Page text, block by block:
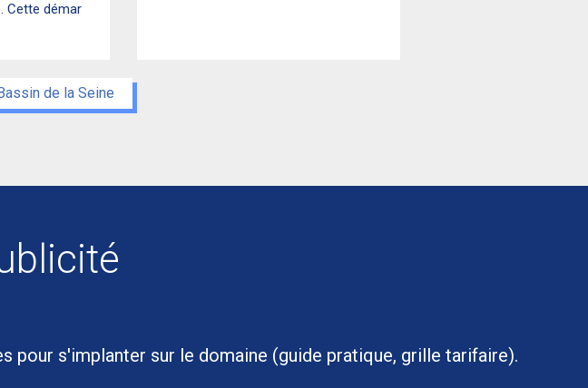
Cette démar
de la Seine
s'implanter sur le domaine (guide pratique, grille tarifaire).